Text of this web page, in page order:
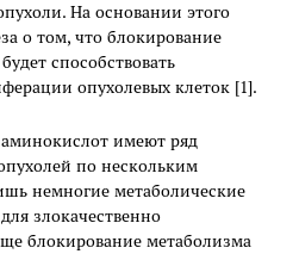
На основании этого
о том, что блокирование
способствовать
опухолевых клеток [1].
имеют ряд
по нескольким
немногие метаболические
злокачественно
блокирование метаболизма